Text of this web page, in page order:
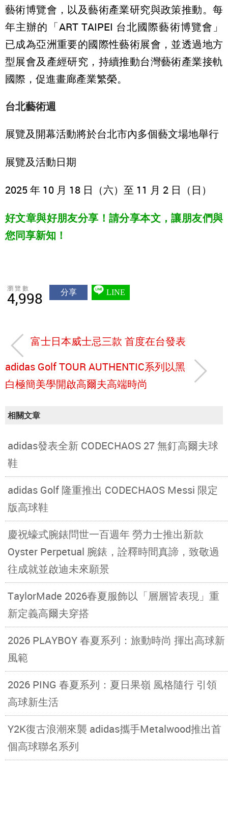
藝術博覽會，以及藝術產業研究與政策推動。每
年主辦的「ART TAIPEI 台北國際藝術博覽會」
已成為亞洲重要的國際性藝術展會，並透過地方
型展會及產經研究，持續推動台灣藝術產業接軌
國際，促進畫廊產業繁榮。
台北藝術週
展覽及開幕活動將於台北市內多個藝文場地舉行
展覽及活動日期
2025 年 10 月 18 日（六）至 11 月 2 日（日）
好文章與好朋友分享！請分享本文，讓朋友們與
您同享新知！
瀏覽數
4,998 分享 LINE
富士日本威士忌三款 首度在台發表
adidas Golf TOUR AUTHENTIC系列以黑
白極簡美學開啟高爾夫高端時尚
相關文章
adidas發表全新 CODECHAOS 27 無釘高爾夫球
鞋
adidas Golf 隆重推出 CODECHAOS Messi 限定
版高球鞋
慶祝蠔式腕錶問世一百週年 勞力士推出新款
Oyster Perpetual 腕錶，詮釋時間真諦，致敬過
往成就並啟迪未來願景
TaylorMade 2026春夏服飾以「層層皆表現」重
新定義高爾夫穿搭
2026 PLAYBOY 春夏系列：旅動時尚 揮出高球新
風範
2026 PING 春夏系列：夏日果嶺 風格隨行 引領
高球新生活
Y2K復古浪潮來襲 adidas攜手Metalwood推出首
個高球聯名系列